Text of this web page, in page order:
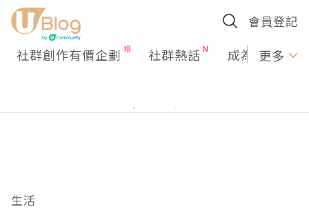
會員登記
社群創作有價企劃 社群熱話 成為U更多
生活